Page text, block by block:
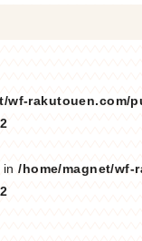
wf-rakutouen.com/
in/home/magnet/wf-